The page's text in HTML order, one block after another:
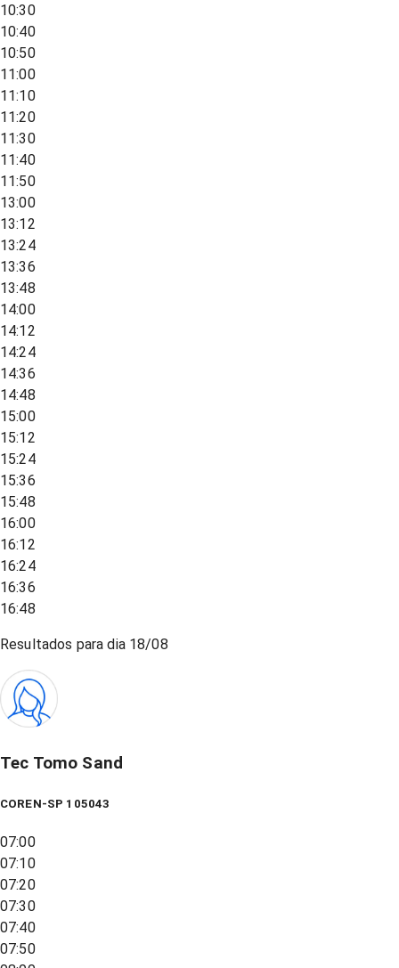
10:30
10:40
10:50
11:00
11:10
11:20
11:30
11:40
11:50
13:00
13:12
13:24
13:36
13:48
14:00
14:12
14:24
14:36
14:48
15:00
15:12
15:24
15:36
15:48
16:00
16:12
16:24
16:36
16:48
Resultados para dia 18/08
Tec Tomo Sand
COREN-SP 105043
07:00
07:10
07:20
07:30
07:40
07:50